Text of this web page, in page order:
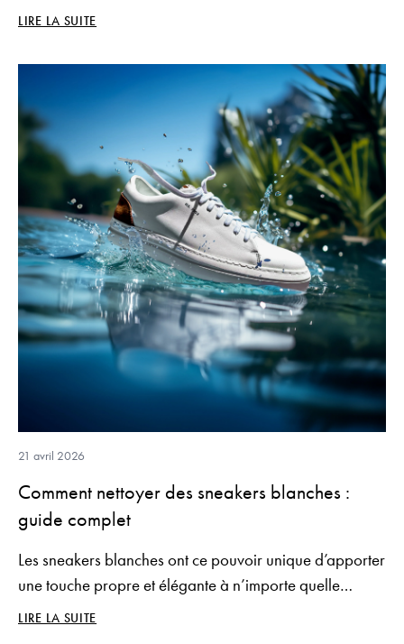
souvent chez les hommes qui recherchent une
usage quotidien.
LIRE LA SUITE
21 avril 2026
Comment nettoyer des sneakers blanches :
guide complet
Les sneakers blanches ont ce pouvoir unique d’apporter
une touche propre et élégante à n’importe quelle
tenue… jusqu’au moment où elles commencent à se
LIRE LA SUITE